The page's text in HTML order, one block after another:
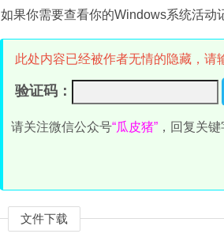
如果你需要查看你的Windows系统活
此处内容已经被作者无情的隐藏，请
验证码：
请关注微信公众号“瓜皮猪” ，回复关键
文件下载